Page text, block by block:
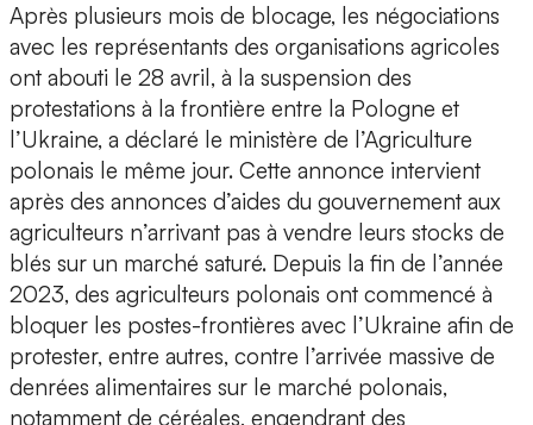
Après plusieurs mois de blocage, les négociations
avec les représentants des organisations agricoles
ont abouti le 28 avril, à la suspension des
protestations à la frontière entre la Pologne et
l’Ukraine, a déclaré le ministère de l’Agriculture
polonais le même jour. Cette annonce intervient
après des annonces d’aides du gouvernement aux
agriculteurs n’arrivant pas à vendre leurs stocks de
blés sur un marché saturé. Depuis la fin de l’année
2023, des agriculteurs polonais ont commencé à
bloquer les postes-frontières avec l’Ukraine afin de
protester, entre autres, contre l’arrivée massive de
denrées alimentaires sur le marché polonais,
notamment de céréales, engendrant des